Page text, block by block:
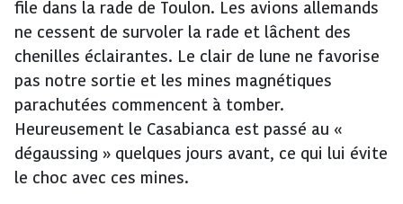
file dans la rade de Toulon. Les avions allemands
ne cessent de survoler la rade et lâchent des
chenilles éclairantes. Le clair de lune ne favorise
pas notre sortie et les mines magnétiques
parachutées commencent à tomber.
Heureusement le Casabianca est passé au «
dégaussing » quelques jours avant, ce qui lui évite
le choc avec ces mines.